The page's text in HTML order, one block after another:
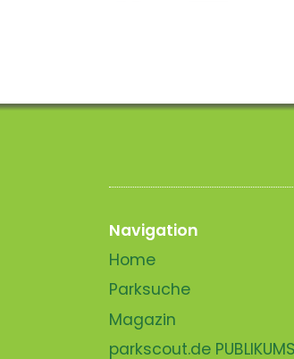
Navigation
Home
Parksuche
Magazin
parkscout.de